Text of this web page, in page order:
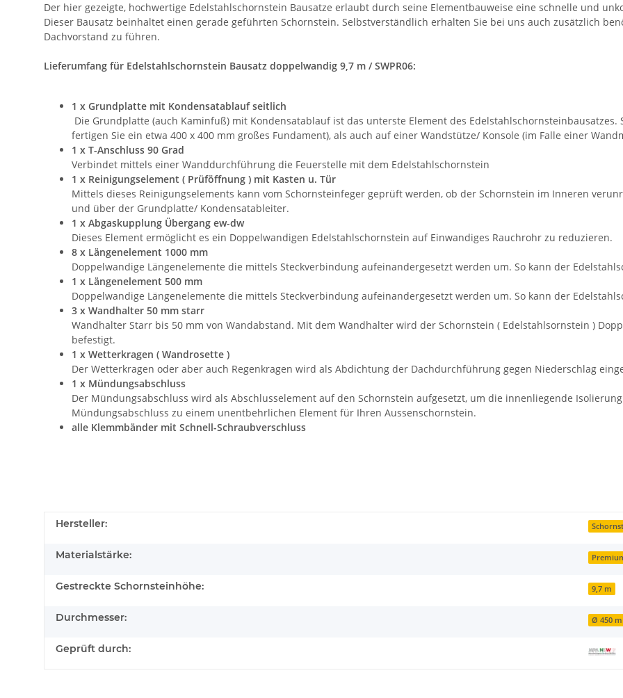
Der hier gezeigte, hochwertige Edelstahlschornstein Bausatze erlaubt durch seine Elementbauweise eine schnelle und
Dieser Bausatz beinhaltet einen gerade geführten Schornstein. Selbstverständlich erhalten Sie bei uns auch zusätzlich
Dachvorstand zu führen.
Lieferumfang für Edelstahlschornstein Bausatz doppelwandig 9,7 m / SWPR06:
1 x Grundplatte mit Kondensatablauf seitlich
Die Grundplatte (auch Kaminfuß) mit Kondensatablauf ist das unterste Element des
fertigen Sie ein etwa 400 x 400 mm großes Fundament), als auch auf einer Wandstütze/ Konsole (im Falle einer
1 x T-Anschluss 90 Grad
Verbindet mittels einer Wanddurchführung die Feuerstelle mit dem Edelstahlschornstein
1 x Reinigungselement ( Prüföffnung ) mit Kasten u. Tür
Mittels dieses Reinigungselements kann vom Schornsteinfeger geprüft werden, ob der Schornstein im Inneren
und über der Grundplatte/ Kondensatableiter.
1 x Abgaskupplung Übergang ew-dw
Dieses Element ermöglicht es ein Doppelwandigen Edelstahlschornstein auf Einwandiges Rauchrohr zu reduzieren.
8 x Längenelement 1000 mm
Doppelwandige Längenelemente die mittels Steckverbindung aufeinandergesetzt werden um. So kann der
1 x Längenelement 500 mm
Doppelwandige Längenelemente die mittels Steckverbindung aufeinandergesetzt werden um. So kann der
3 x Wandhalter 50 mm starr
Wandhalter Starr bis 50 mm von Wandabstand. Mit dem Wandhalter wird der Schornstein ( Edelstahlsornstein )
befestigt.
1 x Wetterkragen ( Wandrosette )
Der Wetterkragen oder aber auch Regenkragen wird als Abdichtung der Dachdurchführung gegen Niederschlag
1 x Mündungsabschluss
Der Mündungsabschluss wird als Abschlusselement auf den Schornstein aufgesetzt, um die innenliegende
Mündungsabschluss zu einem unentbehrlichen Element für Ihren Aussenschornstein.
alle Klemmbänder mit Schnell-Schraubverschluss
Hersteller:
Materialstärke:
Gestreckte Schornsteinhöhe: 9,7 m
Durchmesser: Ø 450
Geprüft durch: